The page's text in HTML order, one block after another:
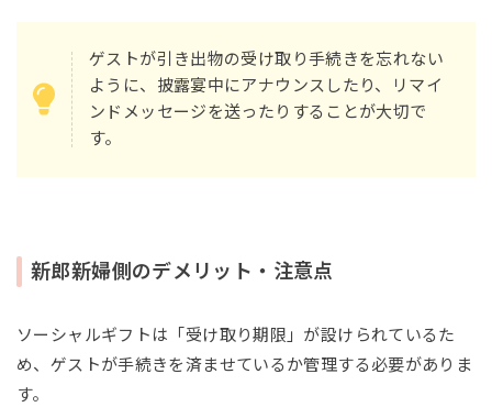
ゲストが引き出物の受け取り手続きを忘れない
ように、披露宴中にアナウンスしたり、リマイ
ンドメッセージを送ったりすることが大切で
す。
新郎新婦側のデメリット・注意点
ソーシャルギフトは「受け取り期限」が設けられているた
め、ゲストが手続きを済ませているか管理する必要がありま
す。